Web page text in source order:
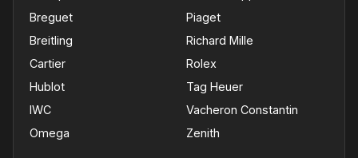
Breguet
Breitling
Cartier
Hublot
IWC
Omega
Piaget
Richard Mille
Rolex
Tag Heuer
Vacheron Constantin
Zenith